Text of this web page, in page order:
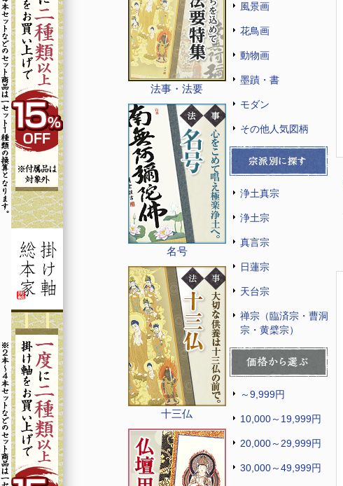
法事・法要
名号
十三仏
風景画
花鳥画
動物画
墨蹟・書
モダン
その他人気図柄
浄土真宗
浄土宗
真言宗
日蓮宗
天台宗
禅宗（臨済宗・曹洞
宗・黄檗宗）
～9,999円
10,000～19,999円
20,000～29,999円
30,000～49,999円